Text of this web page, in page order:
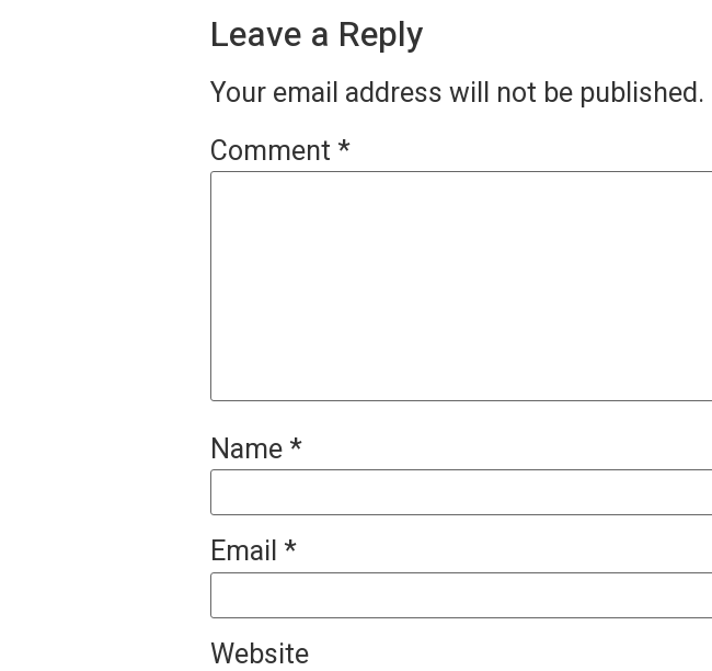
Leave a Reply
Your email address will not be published.
Comment *
Name*
Email *
Website